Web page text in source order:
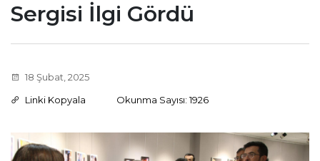
Sergisi İlgi Gördü
18 Şubat, 2025
Linki Kopyala
Okunma Sayısı: 1926